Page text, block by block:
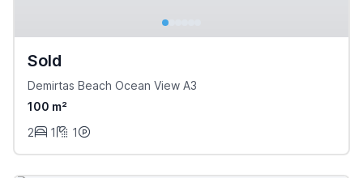
Sold
Demirtas Beach Ocean View A3
100 m²
2
1 1